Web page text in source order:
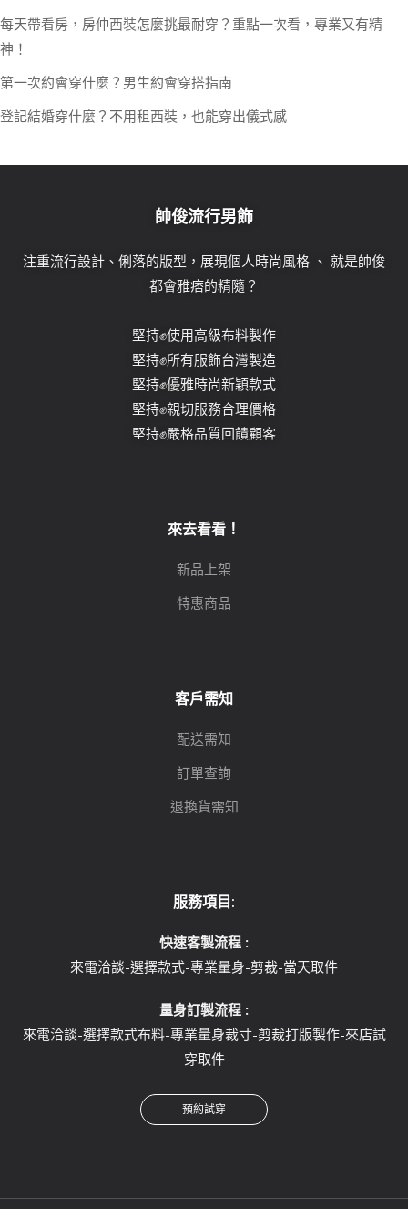
每天帶看房，房仲西裝怎麼挑最耐穿？重點一次看，專業又有精
神！
第一次約會穿什麼？男生約會穿搭指南
登記結婚穿什麼？不用租西裝，也能穿出儀式感
帥俊流行男飾
注重流行設計、俐落的版型，展現個人時尚風格 、 就是帥俊
都會雅痞的精隨？
堅持✊使用高級布料製作
堅持✊所有服飾台灣製造
堅持✊優雅時尚新穎款式
堅持✊親切服務合理價格
堅持✊嚴格品質回饋顧客
來去看看！
新品上架
特惠商品
客戶需知
配送需知
訂單查詢
退換貨需知
服務項目:
快速客製流程 :
來電洽談-選擇款式-專業量身-剪裁-當天取件
量身訂製流程 :
來電洽談-選擇款式布料-專業量身裁寸-剪裁打版製作-來店試
穿取件
預約試穿